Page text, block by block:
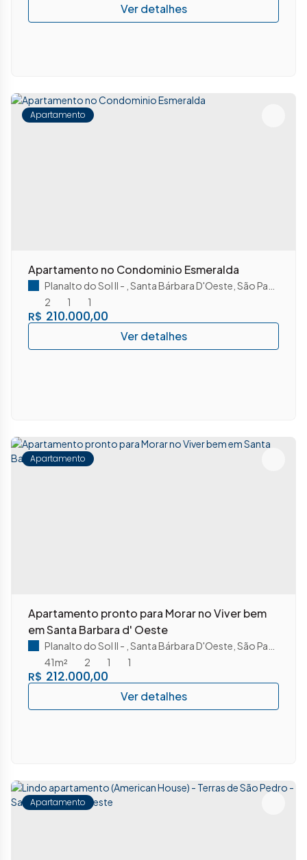
Apartamento
Apartamento no Condominio Esmeralda
R$ 210.000,00
Planalto do Sol II Santa Bárbara D'Oeste São Paulo
2
1 1
Apartamento
Apartamento pronto para Morar no Viver bem
em Santa Barbara d' Oeste
R$ 212.000,00
Planalto do Sol II Santa Bárbara D'Oeste São Paulo
2
1
41m² 1
Apartamento